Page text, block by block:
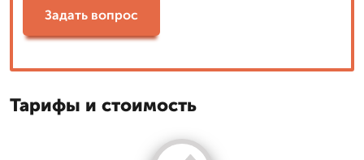
Задать вопрос
Тарифы и стоимость